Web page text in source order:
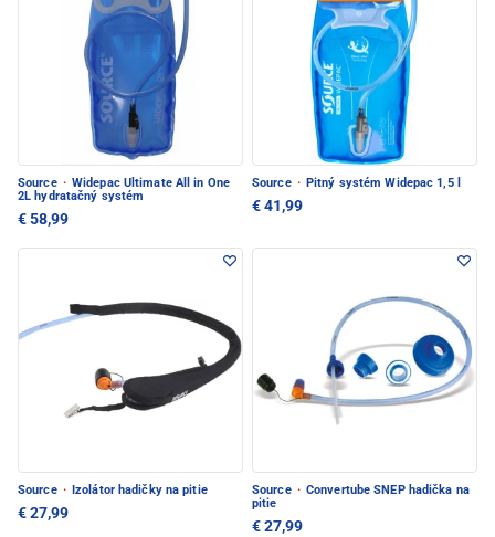
Source · Widepac Ultimate All in One
2L hydratačný systém
€ 58,99
Source · Pitný systém Widepac 1,5 l
€ 41,99
Source · Izolátor hadičky na pitie
€ 27,99
Source · Convertube SNEP hadička na
pitie
€ 27,99